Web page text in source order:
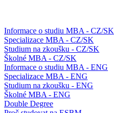
Informace o studiu MBA - CZ/SK
Specializace MBA - CZ/SK
Studium na zkoušku - CZ/SK
Školné MBA - CZ/SK
Informace o studiu MBA - ENG
Specializace MBA - ENG
Studium na zkoušku - ENG
Školné MBA - ENG
Double Degree